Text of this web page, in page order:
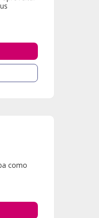
como